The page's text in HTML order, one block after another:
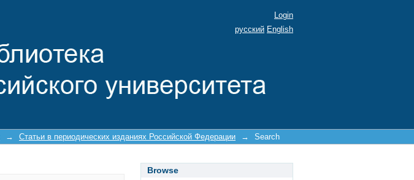
Login
русский English
→ Статьи в периодических изданиях Российской Федерации → Search
Browse